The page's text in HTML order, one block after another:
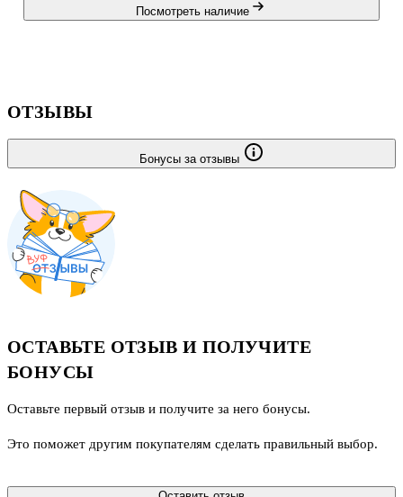
Посмотреть наличие
ОТЗЫВЫ
Бонусы за отзывы
ОСТАВЬТЕ ОТЗЫВ И ПОЛУЧИТЕ
БОНУСЫ
Оставьте первый отзыв и получите за него бонусы.
Это поможет другим покупателям сделать правильный выбор.